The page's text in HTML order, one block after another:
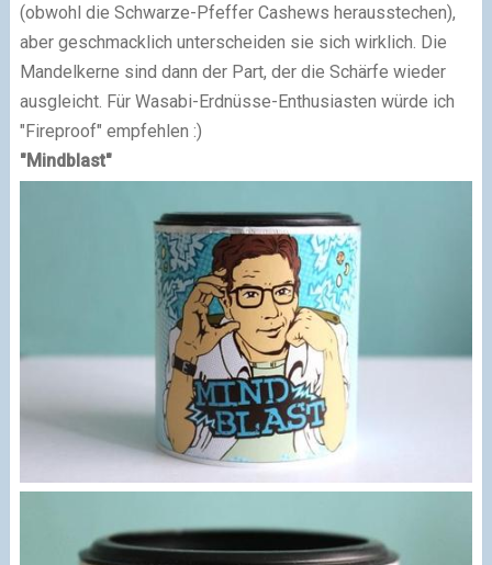
(obwohl die Schwarze-Pfeffer Cashews herausstechen),
aber geschmacklich unterscheiden sie sich wirklich. Die
Mandelkerne sind dann der Part, der die Schärfe wieder
ausgleicht. Für Wasabi-Erdnüsse-Enthusiasten würde ich
"Fireproof" empfehlen :)
"Mindblast"